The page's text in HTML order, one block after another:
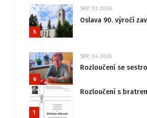
5
SRP, 03 2026
Oslava 90. výročí
6
SRP, 04 2026
Rozloučení se
1
Rozloučení s